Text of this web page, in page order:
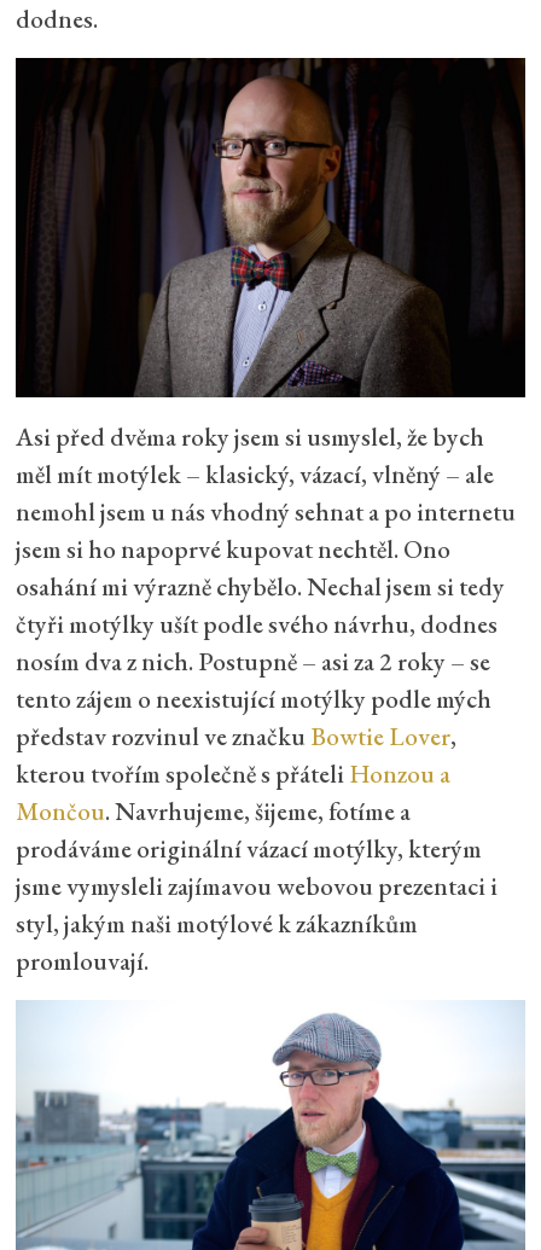
dodnes.
Asi před dvěma roky jsem si usmyslel, že bych
měl mít motýlek – klasický, vázací, vlněný – ale
nemohl jsem u nás vhodný sehnat a po internetu
jsem si ho napoprvé kupovat nechtěl. Ono
osahání mi výrazně chybělo. Nechal jsem si tedy
čtyři motýlky ušít podle svého návrhu, dodnes
nosím dva z nich. Postupně – asi za 2 roky – se
tento zájem o neexistující motýlky podle mých
představ rozvinul ve značkuBowtie Lover,
kterou tvořím společně s přáteliHonzou a
Mončou. Navrhujeme, šijeme, fotíme a
prodáváme originální vázací motýlky, kterým
jsme vymysleli zajímavou webovou prezentaci i
styl, jakým naši motýlové k zákazníkům
promlouvají.